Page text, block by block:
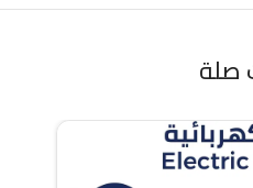
صلة